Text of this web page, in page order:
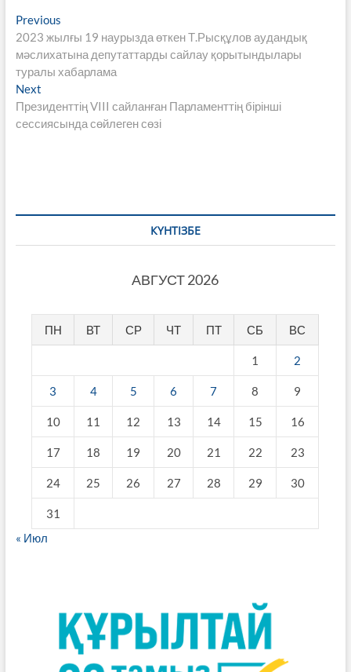
Навигация
по
записям
PreviousPrevious
post:
2023 жылғы 19 наурызда өткен Т.Рысқұлов аудандық
мәслихатына депутаттарды сайлау қорытындылары
туралы хабарлама
NextNext
post:
Президенттің VIII сайланған Парламенттің бірінші
сессиясында сөйлеген сөзі
КҮНТІЗБЕ
АВГУСТ 2026
ПН ВТ СР ЧТ ПТ СБ ВС
1 2
3 4 5 6 7 8 9
10 11 12 13 14 15 16
17 18 19 20 21 22 23
24 25 26 27 28 29 30
31
« Июл